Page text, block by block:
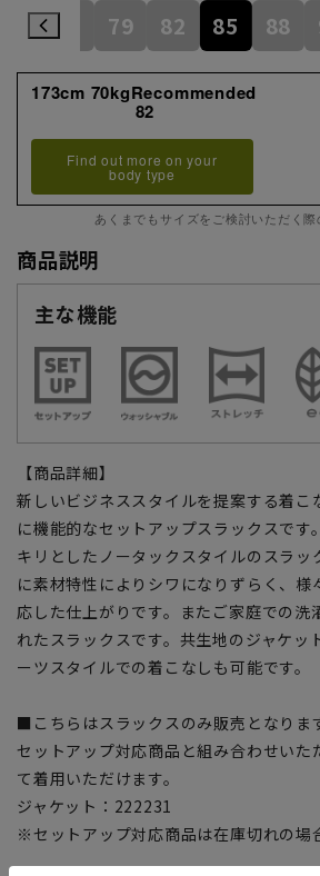
76 79 82 85 88
173cm 70kgRecommended
82
Find out more on your
body type
あくまでもサイズをご検討いただく際
商品説明
主な機能
【商品詳細】
新しいビジネススタイルを提案する着こ
に機能的なセットアップスラックスです
キリとしたノータックスタイルのスラッ
に素材特性によりシワになりずらく、様
応した仕上がりです。またご家庭での洗
れたスラックスです。共生地のジャケッ
ーツスタイルでの着こなしも可能です。
■こちらはスラックスのみ販売となりま
セットアップ対応商品と組み合わせいた
て着用いただけます。
ジャケット：222231
※セットアップ対応商品は在庫切れの場